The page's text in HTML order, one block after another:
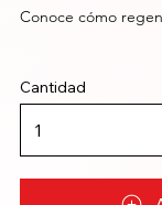
Conoce cómo
Cantidad